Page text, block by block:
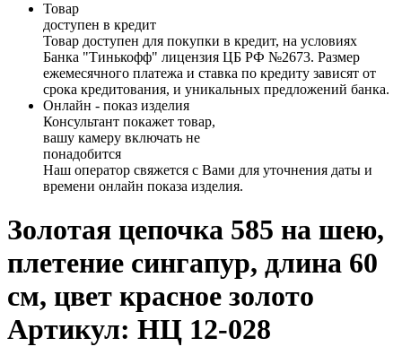
Товар
доступен в кредит
Товар доступен для покупки в кредит, на условиях
Банка "Тинькофф" лицензия ЦБ РФ №2673. Размер
ежемесячного платежа и ставка по кредиту зависят от
срока кредитования, и уникальных предложений банка.
Онлайн - показ изделия
Консультант покажет товар,
вашу камеру включать не
понадобится
Наш оператор свяжется с Вами для уточнения даты и
времени онлайн показа изделия.
Золотая цепочка 585 на шею,
плетение сингапур, длина 60
см, цвет красное золото
Артикул: НЦ 12-028